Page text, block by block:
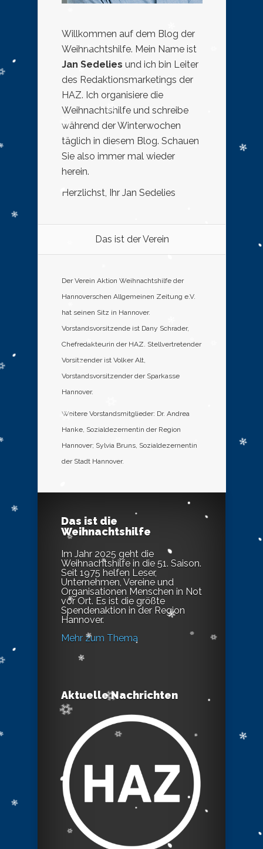
Willkommen auf dem Blog der
Weihnachtshilfe. Mein Name ist
Jan Sedelies und ich bin Leiter
des Redaktionsmarketings der
HAZ. Ich organisiere die
Weihnachtshilfe und schreibe
während der Winterwochen
täglich in diesem Blog. Schauen
Sie also immer mal wieder
herein.
Herzlichst, Ihr Jan Sedelies
Das ist der Verein
Der Verein Aktion Weihnachtshilfe der
Hannoverschen Allgemeinen Zeitung e.V.
hat seinen Sitz in Hannover.
Vorstandsvorsitzende ist Dany Schrader,
Chefredakteurin der HAZ. Stellvertretender
Vorsitzender ist Volker Alt,
Vorstandsvorsitzender der Sparkasse
Hannover.
Weitere Vorstandsmitglieder: Dr. Andrea
Hanke, Sozialdezernentin der Region
Hannover; Sylvia Bruns, Sozialdezernentin
der Stadt Hannover.
Das ist die
Weihnachtshilfe
Im Jahr 2025 geht die
Weihnachtshilfe in die 51. Saison.
Seit 1975 helfen Leser,
Unternehmen, Vereine und
Organisationen Menschen in Not
vor Ort. Es ist die größte
Spendenaktion in der Region
Hannover.
Mehr zum Thema
Aktuelle Nachrichten